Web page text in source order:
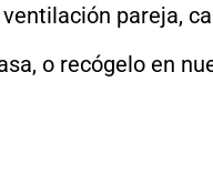
pareja,
o recógelo en